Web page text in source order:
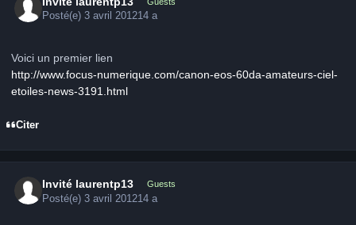
Posté(e)3 avril 201214 a
Voici un premier lien
http://www.focus-numerique.com/canon-eos-60da-amateurs-ciel-
etoiles-news-3191.html
Citer
Invité laurentp13 Guests
Posté(e)3 avril 201214 a